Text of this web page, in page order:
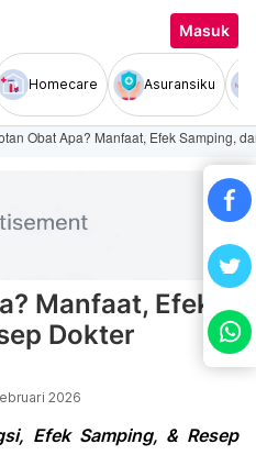
Masuk
Homecare Asuransiku
Obat Apa? Manfaat, Efek Samping,
Manfaat, Efek
Dokter
2026
Efek Samping, & Resep